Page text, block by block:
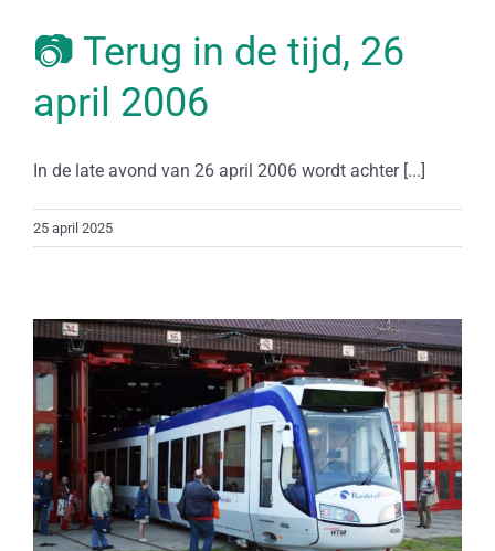
📷 Terug in de tijd, 26
april 2006
In de late avond van 26 april 2006 wordt achter [...]
25 april 2025